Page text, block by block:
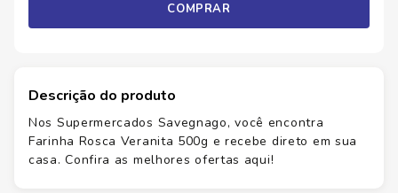
COMPRAR
Descrição do produto
Nos Supermercados Savegnago, você encontra
Farinha Rosca Veranita 500g e recebe direto em sua
casa. Confira as melhores ofertas aqui!